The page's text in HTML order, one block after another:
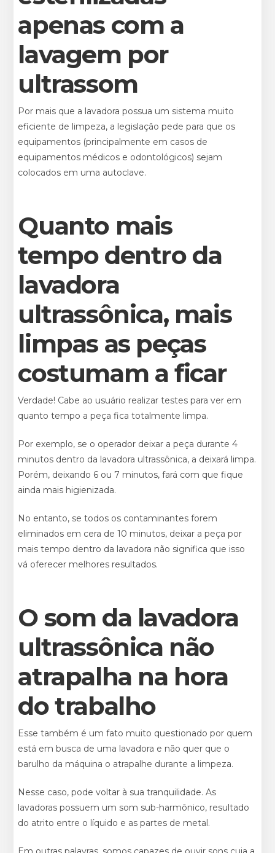
apenas com a
lavagem por
ultrassom
Por mais que a lavadora possua um sistema muito
eficiente de limpeza, a legislação pede para que os
equipamentos (principalmente em casos de
equipamentos médicos e odontológicos) sejam
colocados em uma autoclave.
Quanto mais
tempo dentro da
lavadora
ultrassônica, mais
limpas as peças
costumam a ficar
Verdade! Cabe ao usuário realizar testes para ver em
quanto tempo a peça fica totalmente limpa.
Por exemplo, se o operador deixar a peça durante 4
minutos dentro da lavadora ultrassônica, a deixará limpa.
Porém, deixando 6 ou 7 minutos, fará com que fique
ainda mais higienizada.
No entanto, se todos os contaminantes forem
eliminados em cera de 10 minutos, deixar a peça por
mais tempo dentro da lavadora não significa que isso
vá oferecer melhores resultados.
O som da lavadora
ultrassônica não
atrapalha na hora
do trabalho
Esse também é um fato muito questionado por quem
está em busca de uma lavadora e não quer que o
barulho da máquina o atrapalhe durante a limpeza.
Nesse caso, pode voltar à sua tranquilidade. As
lavadoras possuem um som sub-harmônico, resultado
do atrito entre o líquido e as partes de metal.